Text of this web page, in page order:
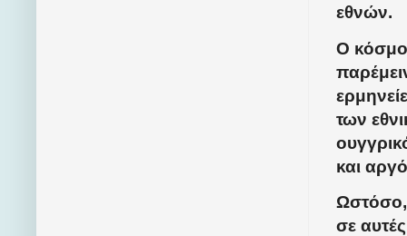
εθνών.
Ο
των
και
Ωστόσο,
σε